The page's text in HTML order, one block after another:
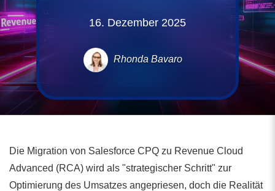
16. Dezember 2025
Rhonda Bavaro
Die Migration von Salesforce CPQ zu Revenue Cloud
Advanced (RCA) wird als "strategischer Schritt" zur
Optimierung des Umsatzes angepriesen, doch die Realität